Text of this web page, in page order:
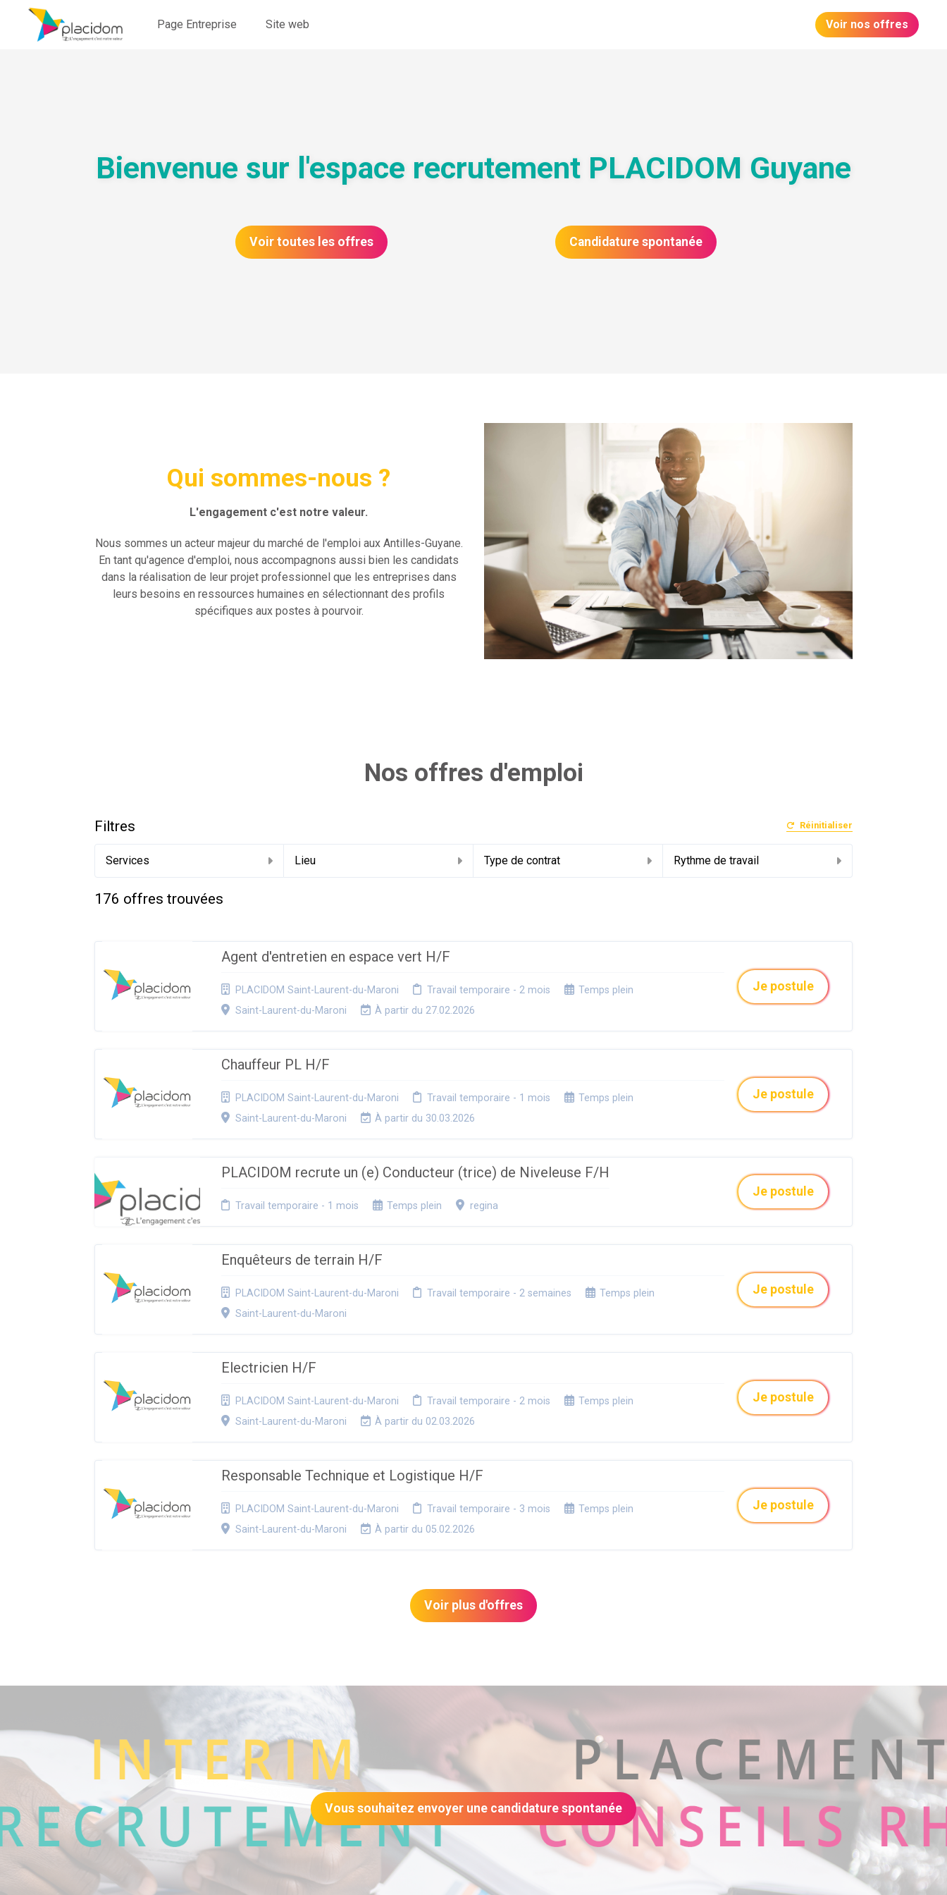
Page Entreprise Site web Voir nos offres
Bienvenue sur l'espace recrutement PLACIDOM Guyane
Voir toutes les offres Candidature spontanée
Qui sommes-nous ?
L'engagement c'est notre valeur.
Nous sommes un acteur majeur du marché de l'emploi aux Antilles-Guyane.
En tant qu'agence d'emploi, nous accompagnons aussi bien les candidats
dans la réalisation de leur projet professionnel que les entreprises dans
leurs besoins en ressources humaines en sélectionnant des profils
spécifiques aux postes à pourvoir.
Nos offres d'emploi
Filtres Réinitialiser
Services Lieu Type de contrat Rythme de travail
176 offres trouvées
Agent d'entretien en espace vert H/F
PLACIDOM Saint-Laurent-du-Maroni Travail temporaire - 2 mois
Temps plein
Saint-Laurent-du-Maroni
À partir du 27.02.2026
Je postule
Chauffeur PL H/F
PLACIDOM Saint-Laurent-du-Maroni Travail temporaire - 1 mois
Temps plein
Saint-Laurent-du-Maroni
À partir du 30.03.2026
Je postule
PLACIDOM recrute un (e) Conducteur (trice) de Niveleuse F/H
Travail temporaire - 1 mois Temps plein regina
Je postule
Enquêteurs de terrain H/F
PLACIDOM Saint-Laurent-du-Maroni Travail temporaire - 2 semaines
Temps plein
Saint-Laurent-du-Maroni
Je postule
Electricien H/F
PLACIDOM Saint-Laurent-du-Maroni Travail temporaire - 2 mois
Temps plein
Saint-Laurent-du-Maroni
À partir du 02.03.2026
Je postule
Responsable Technique et Logistique H/F
PLACIDOM Saint-Laurent-du-Maroni Travail temporaire - 3 mois
Temps plein
Saint-Laurent-du-Maroni
À partir du 05.02.2026
Je postule
Voir plus d'offres
Vous souhaitez envoyer une candidature spontanée